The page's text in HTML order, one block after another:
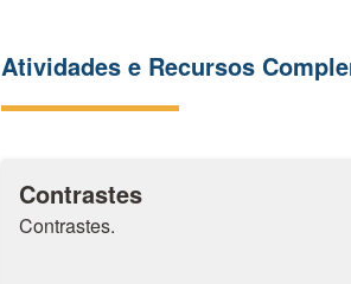
Atividades e Recursos
Contrastes
Contrastes.